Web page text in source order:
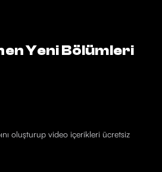
Yeni Bölümleri
oluşturup video içerikleri ücretsiz